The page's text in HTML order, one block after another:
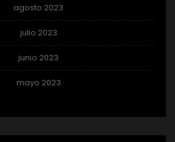
agosto 2023
julio 2023
junio 2023
mayo 2023